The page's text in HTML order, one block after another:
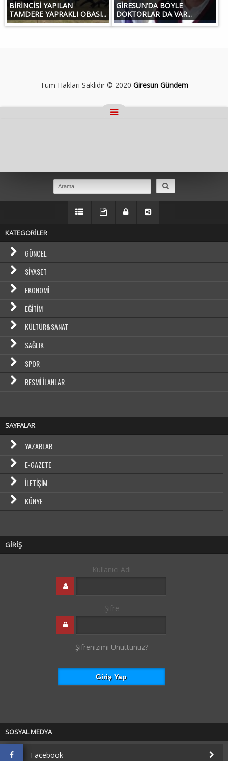
BİRİNCİSİ YAPILAN
TAMDERE YAPRAKLI OBASI...
GİRESUN’DA BÖYLE
DOKTORLAR DA VAR...
Tüm Hakları Saklıdır © 2020 Giresun Gündem
KATEGORİLER
GÜNCEL
SIYASET
EKONOMI
EĞITIM
KÜLTÜR&SANAT
SAĞLIK
SPOR
RESMI İLANLAR
SAYFALAR
YAZARLAR
E-GAZETE
İLETIŞIM
KÜNYE
GİRİŞ
Kullanıcı Adı
Şifre
Şifrenizimi Unuttunuz?
SOSYAL MEDYA
Facebook